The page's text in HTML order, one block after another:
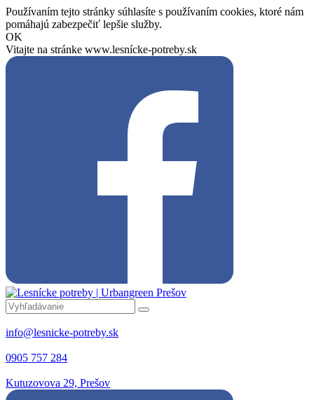
Používaním tejto stránky súhlasíte s používaním cookies, ktoré nám
pomáhajú zabezpečiť lepšie služby.
OK
Vitajte na stránke www.lesnícke-potreby.sk
info@lesnicke-potreby.sk
0905 757 284
Kutuzovova 29, Prešov